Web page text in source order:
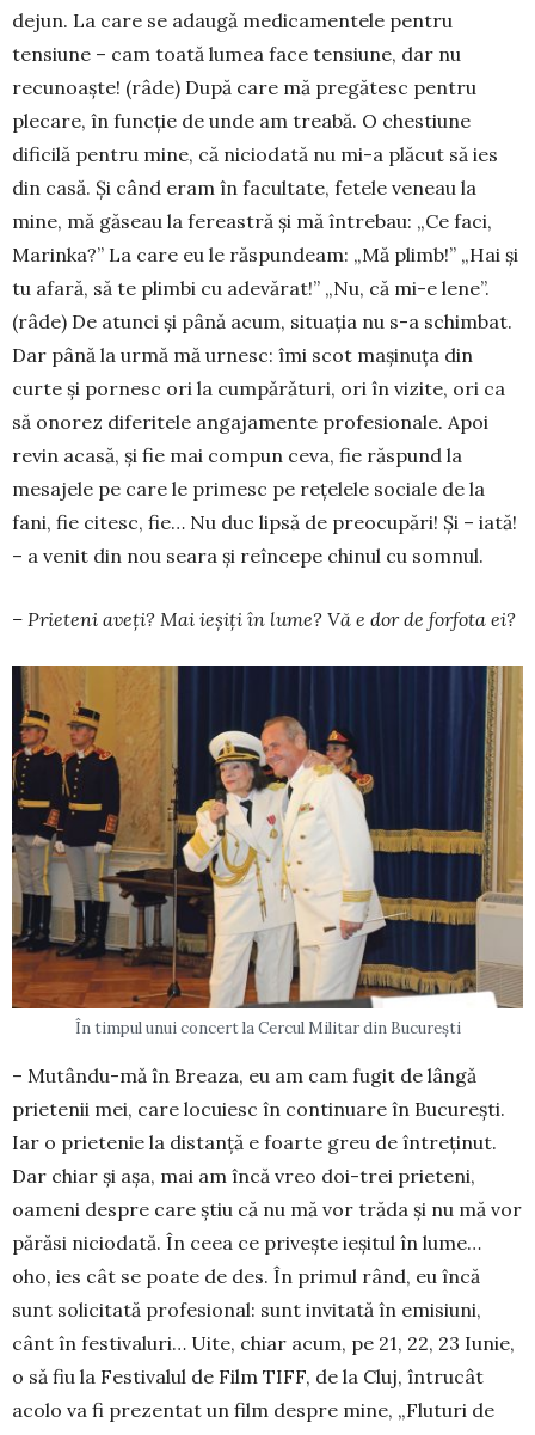
dejun. La care se adaugă medicamentele pentru
tensiune – cam toată lumea face tensiune, dar nu
recunoaşte! (râde) După care mă pregătesc pentru
plecare, în funcţie de unde am treabă. O chestiune
dificilă pentru mine, că niciodată nu mi-a plăcut să ies
din casă. Şi când eram în facultate, fetele veneau la
mine, mă găseau la fereastră şi mă întrebau: „Ce faci,
Marinka?” La care eu le răspundeam: „Mă plimb!” „Hai şi
tu afară, să te plimbi cu adevărat!” „Nu, că mi-e lene”.
(râde) De atunci şi până acum, situaţia nu s-a schimbat.
Dar până la urmă mă urnesc: îmi scot maşinuţa din
curte şi pornesc ori la cumpărături, ori în vizite, ori ca
să onorez diferitele angajamente profesionale. Apoi
revin acasă, şi fie mai compun ceva, fie răspund la
mesajele pe care le primesc pe reţelele sociale de la
fani, fie citesc, fie… Nu duc lipsă de preocupări! Şi – iată!
– a venit din nou seara şi reîncepe chinul cu somnul.
– Prieteni aveţi? Mai ieşiţi în lume? Vă e dor de forfota ei?
În timpul unui concert la Cercul Militar din București
– Mutându-mă în Breaza, eu am cam fugit de lângă
prietenii mei, care locuiesc în continuare în Bucureşti.
Iar o prietenie la distanţă e foarte greu de întreţinut.
Dar chiar şi aşa, mai am încă vreo doi-trei prieteni,
oameni despre care ştiu că nu mă vor trăda şi nu mă vor
părăsi niciodată. În ceea ce priveşte ieşitul în lume…
oho, ies cât se poate de des. În primul rând, eu încă
sunt solicitată profesional: sunt invitată în emisiuni,
cânt în festivaluri… Uite, chiar acum, pe 21, 22, 23 Iunie,
o să fiu la Festivalul de Film TIFF, de la Cluj, întrucât
acolo va fi prezentat un film despre mine, „Fluturi de